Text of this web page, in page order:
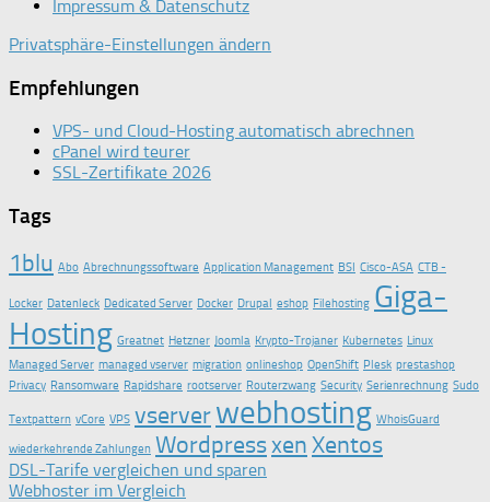
Impressum & Datenschutz
Privatsphäre-Einstellungen ändern
Empfehlungen
VPS- und Cloud-Hosting automatisch abrechnen
cPanel wird teurer
SSL-Zertifikate 2026
Tags
1blu Abo Abrechnungssoftware Application Management BSI Cisco-ASA CTB -
Locker Datenleck Dedicated Server Docker Drupal eshop Filehosting Giga-
Hosting Greatnet Hetzner Joomla Krypto-Trojaner Kubernetes Linux
Managed Server managed vserver migration onlineshop OpenShift Plesk prestashop
Privacy Ransomware Rapidshare rootserver Routerzwang Security Serienrechnung Sudo
Textpattern vCore VPS vserverwebhosting WhoisGuard
wiederkehrende Zahlungen WordpressxenXentos
DSL-Tarife vergleichen und sparen
Webhoster im Vergleich